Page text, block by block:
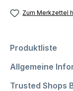
Zum Merkzettel
Produktliste
Allgemeine
Trusted Shops